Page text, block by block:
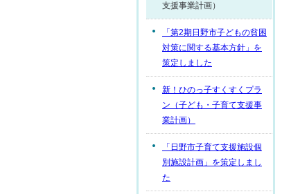
支援事業計画）
「第2期日野市子どもの貧困
対策に関する基本方針」を
策定しました
新！ひのっ子すくすくプラ
ン（子ども・子育て支援事
業計画）
「日野市子育て支援施設個
別施設計画」を策定しまし
た